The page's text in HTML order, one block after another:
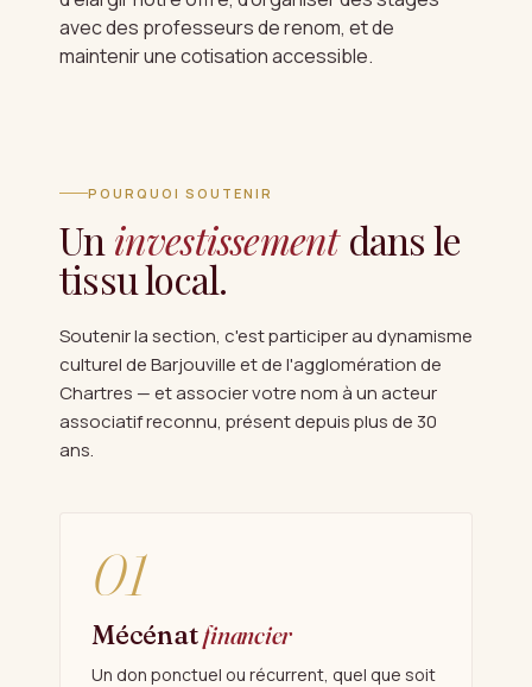
avec des professeurs de renom, et de
maintenir une cotisation accessible.
POURQUOI SOUTENIR
Un investissementdans le
tissu local.
Soutenir la section, c'est participer au dynamisme
culturel de Barjouville et de l'agglomération de
Chartres — et associer votre nom à un acteur
associatif reconnu, présent depuis plus de 30
ans.
01
Mécénatfinancier
Un don ponctuel ou récurrent, quel que soit